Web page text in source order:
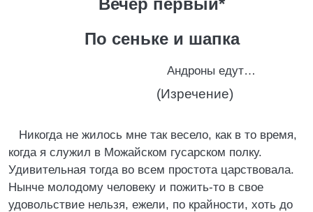
Вечер первый*
По сеньке и шапка
Андроны едут…
(Изречение)
Никогда не жилось мне так весело, как в то время,
когда я служил в Можайском гусарском полку.
Удивительная тогда во всем простота царствовала.
Нынче молодому человеку и пожить-то в свое
удовольствие нельзя, ежели, по крайности, хоть до